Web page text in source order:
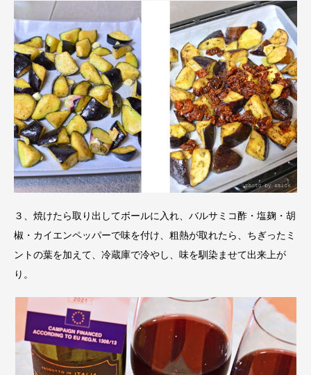
３、焼けたら取り出してボールに入れ、バルサミコ酢・塩麹・胡
椒・カイエンペッパーで味を付け、粗熱が取れたら、ちぎったミ
ントの葉を加えて、冷蔵庫で冷やし、味を馴染ませて出来上が
り。